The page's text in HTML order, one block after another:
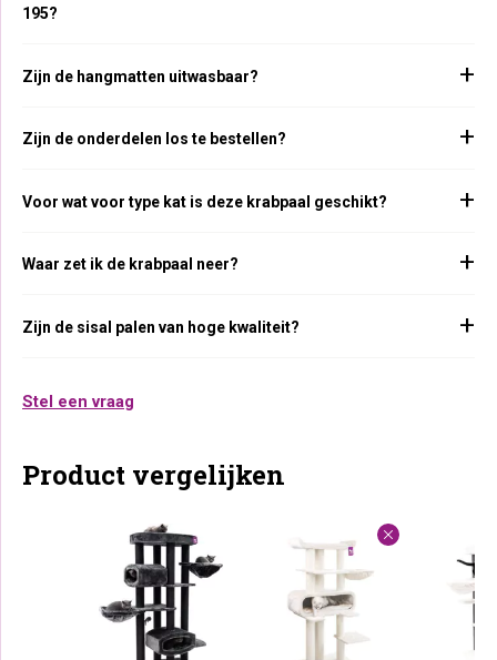
195?
Zijn de hangmatten uitwasbaar?
Zijn de onderdelen los te bestellen?
Voor wat voor type kat is deze krabpaal geschikt?
Waar zet ik de krabpaal neer?
Zijn de sisal palen van hoge kwaliteit?
Stel een vraag
Product vergelijken